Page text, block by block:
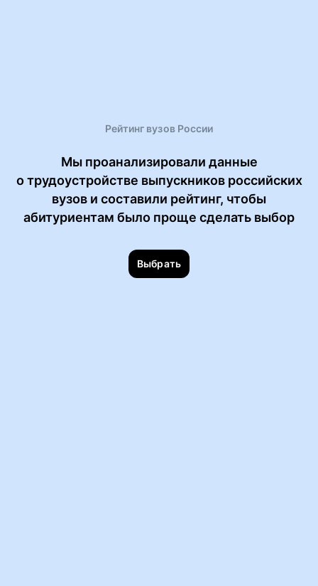
Рейтинг вузов России
Мы проанализировали данные
о трудоустройстве выпускников российских
вузов и составили рейтинг, чтобы
абитуриентам было проще сделать выбор
Выбрать